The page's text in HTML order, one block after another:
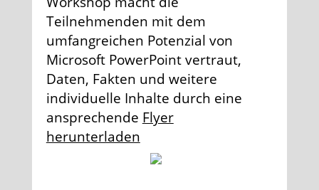
Teilnehmenden mit dem
umfangreichen Potenzial von
Microsoft PowerPoint vertraut,
Daten, Fakten und weitere
individuelle Inhalte durch eine
ansprechende Flyer
herunterladen